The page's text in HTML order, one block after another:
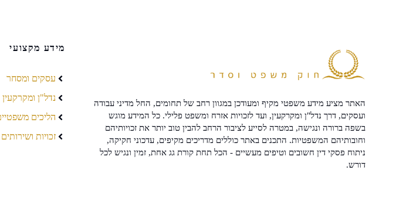
האתר מציע מידע משפטי מקיף ומעודכן במגוון רחב של תחומים, החל מדיני עבודה
ועסקים, דרך נדל"ן ומקרקעין, ועד לזכויות אזרח ומשפט פלילי. כל המידע מוגש
בשפה ברורה ונגישה, במטרה לסייע לציבור הרחב להבין טוב יותר את זכויותיהם
וחובותיהם המשפטיות. התכנים באתר כוללים מדריכים מקיפים, עדכוני חקיקה,
ניתוח פסקי דין חשובים וטיפים מעשיים - הכל תחת קורת גג אחת, זמין ונגיש לכל
דורש.
מידע מקצועי
עסקים ומסחר
נדל"ן ומקרקעין
הליכים
זכויות ושירותים